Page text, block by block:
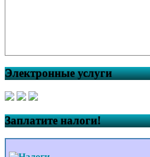
Электронные услуги
Заплатите налоги!